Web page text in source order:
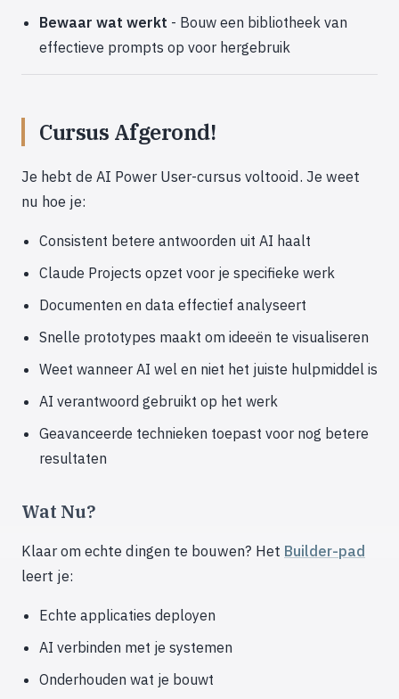
Bewaar wat werkt - Bouw een bibliotheek van
effectieve prompts op voor hergebruik
Cursus Afgerond!
Je hebt de AI Power User-cursus voltooid. Je weet
nu hoe je:
Consistent betere antwoorden uit AI haalt
Claude Projects opzet voor je specifieke werk
Documenten en data effectief analyseert
Snelle prototypes maakt om ideeën te visualiseren
Weet wanneer AI wel en niet het juiste hulpmiddel is
AI verantwoord gebruikt op het werk
Geavanceerde technieken toepast voor nog betere
resultaten
Wat Nu?
Klaar om echte dingen te bouwen? Het Builder-pad
leert je:
Echte applicaties deployen
AI verbinden met je systemen
Onderhouden wat je bouwt